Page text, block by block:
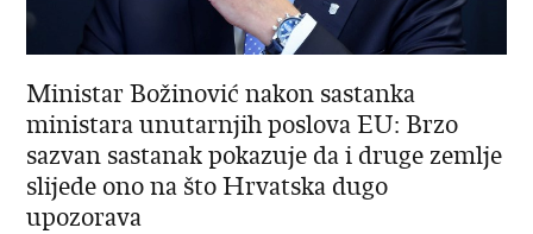
Ministar Božinović nakon sastanka
ministara unutarnjih poslova EU: Brzo
sazvan sastanak pokazuje da i druge zemlje
slijede ono na što Hrvatska dugo
upozorava